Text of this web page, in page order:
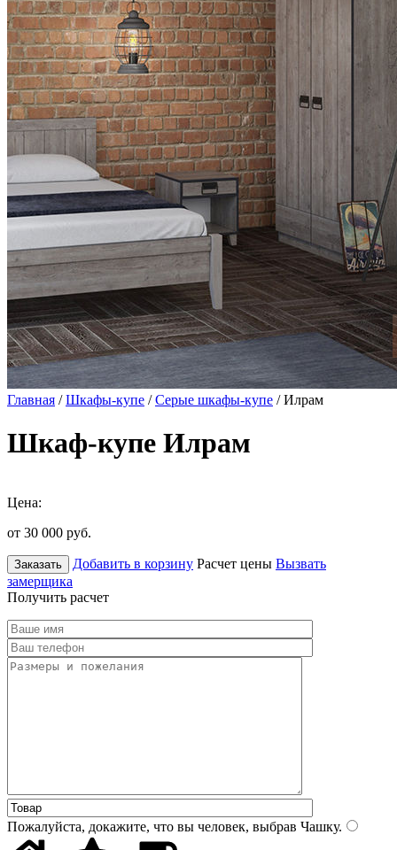
Главная /Шкафы-купе /Серые шкафы-купе / Илрам
Шкаф-купе Илрам
Цена:
от 30 000 руб.
Заказать Добавить в корзину Расчет цены Вызвать
замерщика
Получить расчет
Пожалуйста, докажите, что вы человек, выбрав Чашку.